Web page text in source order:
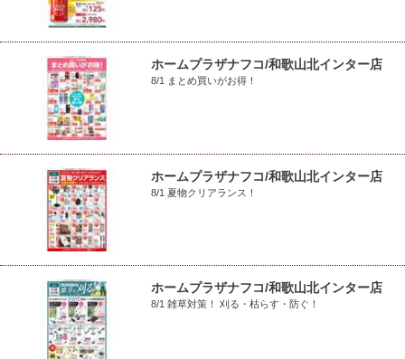
ホームプラザナフコ/和歌山北インター店
8/1 まとめ買いがお得！
ホームプラザナフコ/和歌山北インター店
8/1 夏物クリアランス！
ホームプラザナフコ/和歌山北インター店
8/1 雑草対策！ 刈る・枯らす・防ぐ！